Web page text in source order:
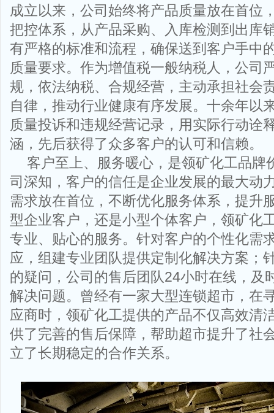
成立以来，公司始终将产品质量放在首位
把控体系，从产品采购、入库检测到出库
有严格的标准和流程，确保送到客户手中
质量要求。作为增值税一般纳税人，公司
规，依法纳税、合规经营，主动承担社会
自律，推动行业健康有序发展。十余年以
质量投诉和违规经营记录，用实际行动诠
涵，先后获得了众多客户的认可和信赖。
客户至上、服务暖心，是领矿化工品牌
司深知，客户的信任是企业发展的最大动
需求放在首位，不断优化服务体系，提升
型企业客户，还是小型个体客户，领矿化
专业、贴心的服务。针对客户的个性化需
应，组建专业团队提供定制化解决方案；
的疑问，公司的售后团队24小时在线，及
解决问题。曾经有一家大型连锁超市，在
应商时，领矿化工提供的产品不仅高效清
供了完善的售后保障，帮助超市提升了社
立了长期稳定的合作关系。